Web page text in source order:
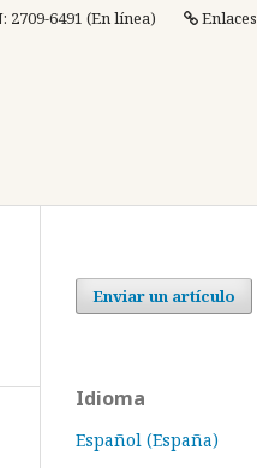
2709-6491 (En línea) Enlaces
Enviar un artículo
Idioma
Español (España)